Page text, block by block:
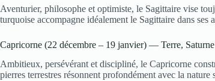
Aventurier, philosophe et optimiste, le Sagittaire vise
turquoise accompagne idéalement le Sagittaire dans ses
Capricorne (22 décembre – 19 janvier) — Terre, Saturne
Ambitieux, persévérant et discipliné, le Capricorne
pierres terrestres résonnent profondément avec la